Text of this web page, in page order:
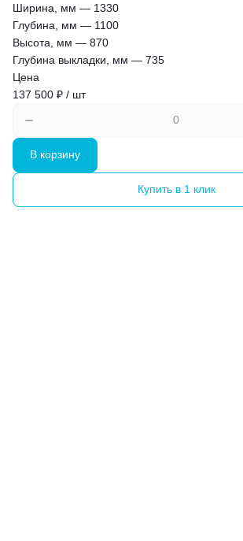
Ширина, мм — 1330
Глубина, мм — 1100
Высота, мм — 870
Глубина выкладки, мм — 735
Цена
137 500 ₽ / шт
В корзину
Купить в 1 клик